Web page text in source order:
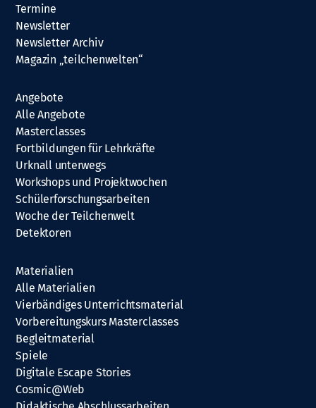
Termine
Newsletter
Newsletter Archiv
Magazin „teilchenwelten“
Angebote
Alle Angebote
Masterclasses
Fortbildungen für Lehrkräfte
Urknall unterwegs
Workshops und Projektwochen
Schülerforschungsarbeiten
Woche der Teilchenwelt
Detektoren
Materialien
Alle Materialien
Vierbändiges Unterrichtsmaterial
Vorbereitungskurs Masterclasses
Begleitmaterial
Spiele
Digitale Escape Stories
Cosmic@Web